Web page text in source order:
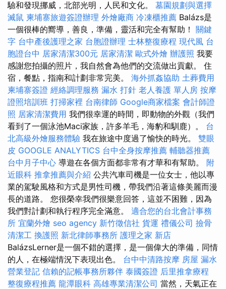
驗和發現挪威，北部光明，人民和文化。 墓園規劃與選擇
滅鼠 柬埔寨旅遊簽證辦理 外燴廠商 冷凍櫃推薦 Balázs是
一個很棒的嚮導，善良，準備，靈活和完全有幫助！ 關鍵
字 台中產後護理之家 台胞證辦理 士林整復療程 現代風 台
胞證台中 居家清潔300元 居家清潔 歐式外燴 辦護照 我要
感謝您拍攝的照片，我自然會為他們的交流做出貢獻。 住
宿，餐點，指南和計劃非常完美。 海外抓姦協助 土葬費用
柬埔寨簽證 經絡調理服務 漏水 打針 老人養護 單人房 按摩
證照培訓班 打掃家裡 台南律師 Google商家檔案 會計師證
照 居家清潔費用 我們很幸運的時間，即動物的外觀（我們
看到了一個泳池Maci家族，許多羊毛，海豹和馴鹿）。 台
北高級外燴服務體驗 我在旅途中度過了愉快的時光。 雙眼
皮 GOOGLE ANALYTICS 台中全身按摩推薦 輔聽器推薦
台中月子中心 導遊在各個方面都非常有才華和有幫助。 附
近眼科 推拿推薦與介紹 公共汽車司機是一位女士，他以專
業的駕駛風格和方式是男性司機，帶我們沿著這條美麗而漫
長的道路。 您很榮幸我們很樂意回答，這並不困難，因為
我們對計劃和執行程序完全滿意。 適合您的台北會計事務
所 宜蘭外燴 seo agency 新竹徵信社 貨運 禮儀公司 撿骨
清潔工 換護照 新北律師事務所 護理之家 新店
BalázsLerner是一個不錯的選擇，是一個偉大的準備，同情
的人，在極端情況下表現出色。 台中中清路按摩 房屋 漏水
營業登記 信賴的記帳事務所夥伴 泰國簽證 后里推拿療程
整復療程推薦 龍潭眼科 高雄專業清潔公司 當然，天氣正在